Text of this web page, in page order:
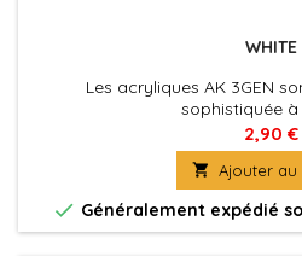
WHITE
Les acryliques AK 3GEN
sophistiquée à
Excellente couvrance ,
colmatage à l'aérographe . La
les maquettistes et artistes.
pour une application à
préserver les
2,90 €
 Ajouter au
 Généralement expédié